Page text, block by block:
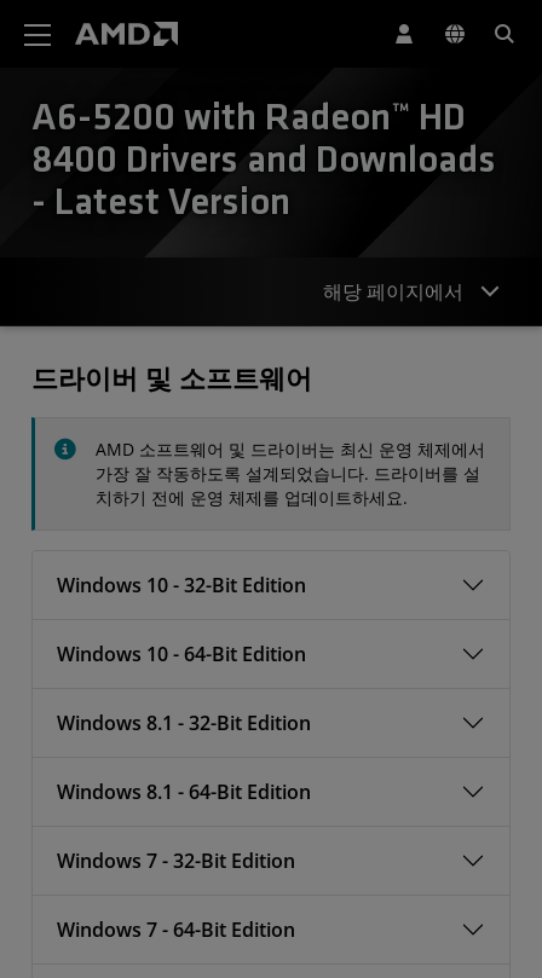
A6-5200 with Radeon™ HD
8400 Drivers and Downloads
- Latest Version
해당 페이지에서
연락처
드라이버 및 소프트웨어
AMD 소프트웨어 및 드라이버는 최신 운영 체제에서
가장 잘 작동하도록 설계되었습니다. 드라이버를 설
치하기 전에 운영 체제를 업데이트하세요.
Windows 10 - 32-Bit Edition
Windows 10 - 64-Bit Edition
Windows 8.1 - 32-Bit Edition
Windows 8.1 - 64-Bit Edition
Windows 7 - 32-Bit Edition
Windows 7 - 64-Bit Edition